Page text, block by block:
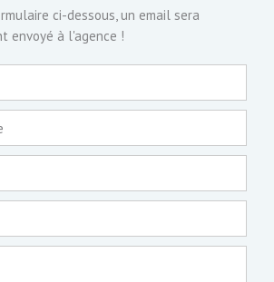
ci-dessous, un email sera
envoyé à l'agence !